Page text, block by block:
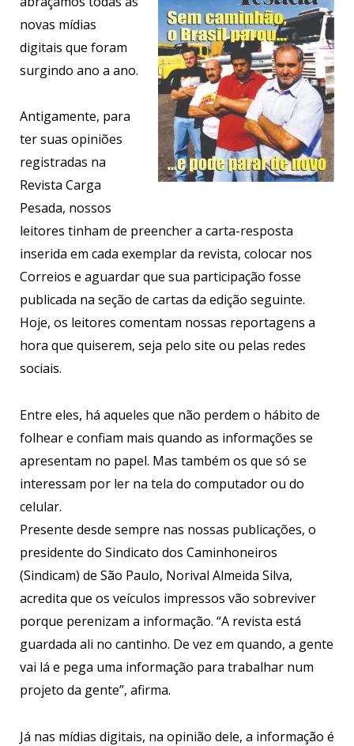
novas mídias
digitais que foram
surgindo ano a ano.
Antigamente, para
ter suas opiniões
registradas na
Revista Carga
Pesada, nossos
leitores tinham de preencher a carta-resposta
inserida em cada exemplar da revista, colocar nos
Correios e aguardar que sua participação fosse
publicada na seção de cartas da edição seguinte.
Hoje, os leitores comentam nossas reportagens a
hora que quiserem, seja pelo site ou pelas redes
sociais.
Entre eles, há aqueles que não perdem o hábito de
folhear e confiam mais quando as informações se
apresentam no papel. Mas também os que só se
interessam por ler na tela do computador ou do
celular.
Presente desde sempre nas nossas publicações, o
presidente do Sindicato dos Caminhoneiros
(Sindicam) de São Paulo, Norival Almeida Silva,
acredita que os veículos impressos vão sobreviver
porque perenizam a informação. “A revista está
guardada ali no cantinho. De vez em quando, a gente
vai lá e pega uma informação para trabalhar num
projeto da gente”, afirma.
Já nas mídias digitais, na opinião dele, a informação é